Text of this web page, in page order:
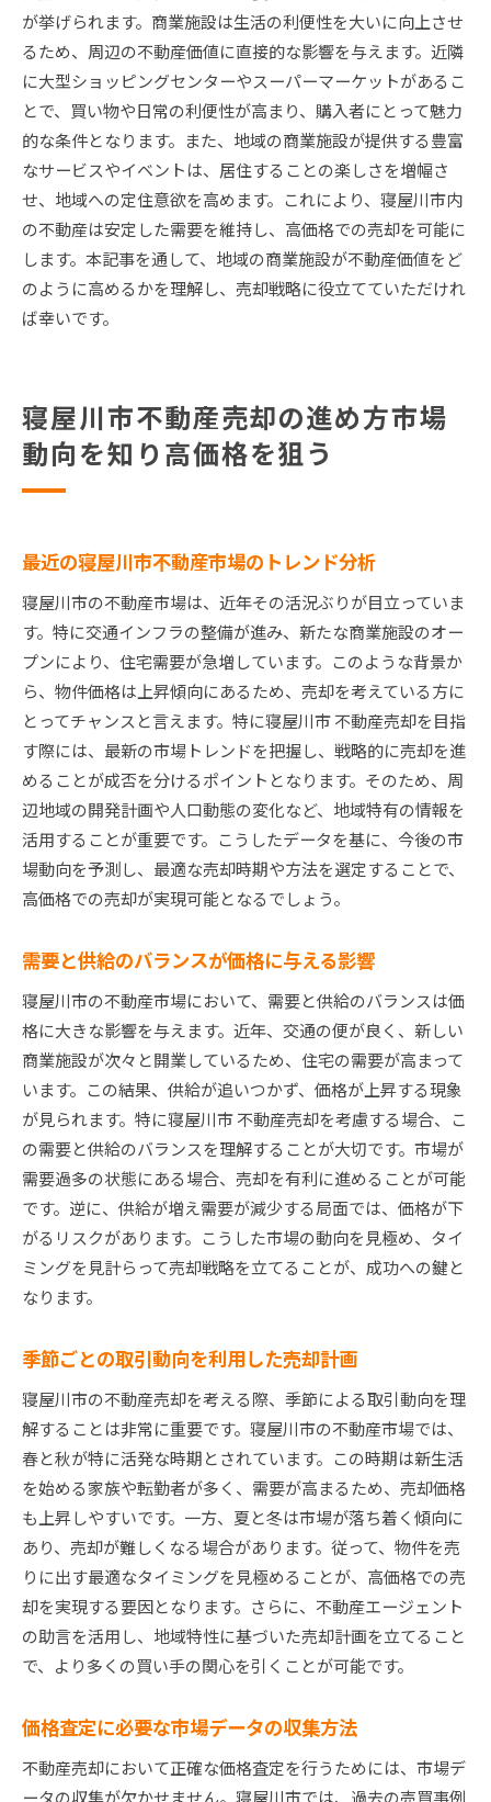
が挙げられます。商業施設は生活の利便性を大いに向上させ
るため、周辺の不動産価値に直接的な影響を与えます。近隣
に大型ショッピングセンターやスーパーマーケットがあるこ
とで、買い物や日常の利便性が高まり、購入者にとって魅力
的な条件となります。また、地域の商業施設が提供する豊富
なサービスやイベントは、居住することの楽しさを増幅さ
せ、地域への定住意欲を高めます。これにより、寝屋川市内
の不動産は安定した需要を維持し、高価格での売却を可能に
します。本記事を通して、地域の商業施設が不動産価値をど
のように高めるかを理解し、売却戦略に役立てていただけれ
ば幸いです。
寝屋川市不動産売却の進め方市場
動向を知り高価格を狙う
最近の寝屋川市不動産市場のトレンド分析
寝屋川市の不動産市場は、近年その活況ぶりが目立っていま
す。特に交通インフラの整備が進み、新たな商業施設のオー
プンにより、住宅需要が急増しています。このような背景か
ら、物件価格は上昇傾向にあるため、売却を考えている方に
とってチャンスと言えます。特に寝屋川市 不動産売却を目指
す際には、最新の市場トレンドを把握し、戦略的に売却を進
めることが成否を分けるポイントとなります。そのため、周
辺地域の開発計画や人口動態の変化など、地域特有の情報を
活用することが重要です。こうしたデータを基に、今後の市
場動向を予測し、最適な売却時期や方法を選定することで、
高価格での売却が実現可能となるでしょう。
需要と供給のバランスが価格に与える影響
寝屋川市の不動産市場において、需要と供給のバランスは価
格に大きな影響を与えます。近年、交通の便が良く、新しい
商業施設が次々と開業しているため、住宅の需要が高まって
います。この結果、供給が追いつかず、価格が上昇する現象
が見られます。特に寝屋川市 不動産売却を考慮する場合、こ
の需要と供給のバランスを理解することが大切です。市場が
需要過多の状態にある場合、売却を有利に進めることが可能
です。逆に、供給が増え需要が減少する局面では、価格が下
がるリスクがあります。こうした市場の動向を見極め、タイ
ミングを見計らって売却戦略を立てることが、成功への鍵と
なります。
季節ごとの取引動向を利用した売却計画
寝屋川市の不動産売却を考える際、季節による取引動向を理
解することは非常に重要です。寝屋川市の不動産市場では、
春と秋が特に活発な時期とされています。この時期は新生活
を始める家族や転勤者が多く、需要が高まるため、売却価格
も上昇しやすいです。一方、夏と冬は市場が落ち着く傾向に
あり、売却が難しくなる場合があります。従って、物件を売
りに出す最適なタイミングを見極めることが、高価格での売
却を実現する要因となります。さらに、不動産エージェント
の助言を活用し、地域特性に基づいた売却計画を立てること
で、より多くの買い手の関心を引くことが可能です。
価格査定に必要な市場データの収集方法
不動産売却において正確な価格査定を行うためには、市場デ
ータの収集が欠かせません。寝屋川市では、過去の売買事例